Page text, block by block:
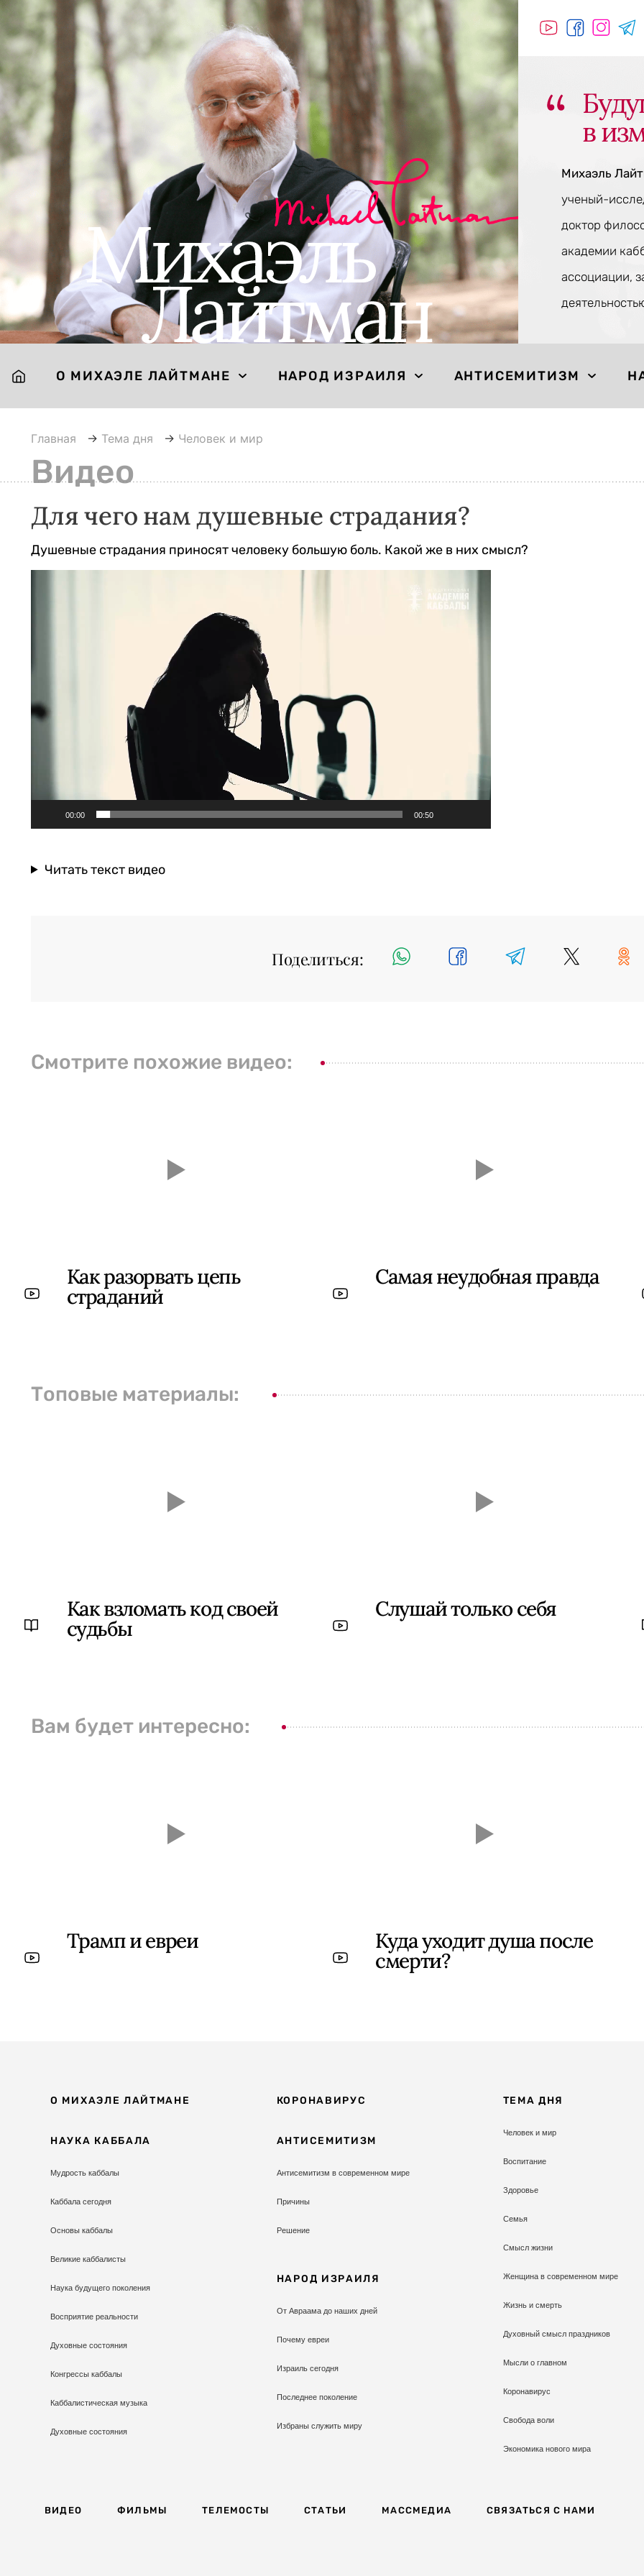
в
Михаэль
ученый-
доктор
академии
ассоциации,
О МИХАЭЛЕ ЛАЙТМАНЕ НАРОД ИЗРАИЛЯ АНТИСЕМИТИЗМ
Главная → Тема дня → Человек и мир
Видео
Для чего нам душевные страдания?
Душевные страдания приносят человеку большую боль. Какой же в них смысл?
00:00 00:50
Читать текст видео
Поделиться:
Смотрите похожие видео:
Как разорвать цепь
страданий
Самая неудобная правда
Топовые материалы:
Как взломать код своей
судьбы
Слушай только себя
Вам будет интересно:
Трамп и евреи Куда уходит душа после
смерти?
О МИХАЭЛЕ ЛАЙТМАНЕ
НАУКА КАББАЛА
Мудрость каббалы
Каббала сегодня
Основы каббалы
Великие каббалисты
Наука будущего поколения
Восприятие реальности
Духовные состояния
Конгрессы каббалы
Каббалистическая музыка
Духовные состояния
КОРОНАВИРУС
АНТИСЕМИТИЗМ
Антисемитизм в современном мире
Причины
Решение
НАРОД ИЗРАИЛЯ
От Авраама до наших дней
Почему евреи
Израиль сегодня
Последнее поколение
Избраны служить миру
ТЕМА ДНЯ
Человек и мир
Воспитание
Здоровье
Семья
Смысл жизни
Женщина в современном мире
Жизнь и смерть
Духовный смысл праздников
Мысли о главном
Коронавирус
Свобода воли
Экономика нового мира
ВИДЕО ФИЛЬМЫ ТЕЛЕМОСТЫ СТАТЬИ МАССМЕДИА СВЯЗАТЬСЯ С НАМИ